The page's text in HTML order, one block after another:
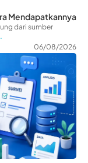
Mendapatkannya
dari sumber
06/08/2026